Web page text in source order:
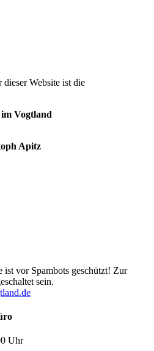
Website ist die
Vogtland
Apitz
ist vor Spambots geschützt! Zur
sein.
Uhr